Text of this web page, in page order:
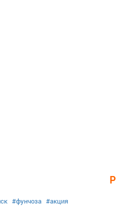
#фунчоза #акция